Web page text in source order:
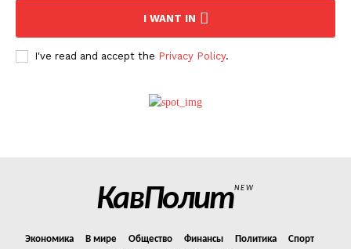
Контакты
I WANT IN
I've read and accept the Privacy Policy.
КавПолитNEW
Экономика В мире Общество Финансы Политика
Спорт